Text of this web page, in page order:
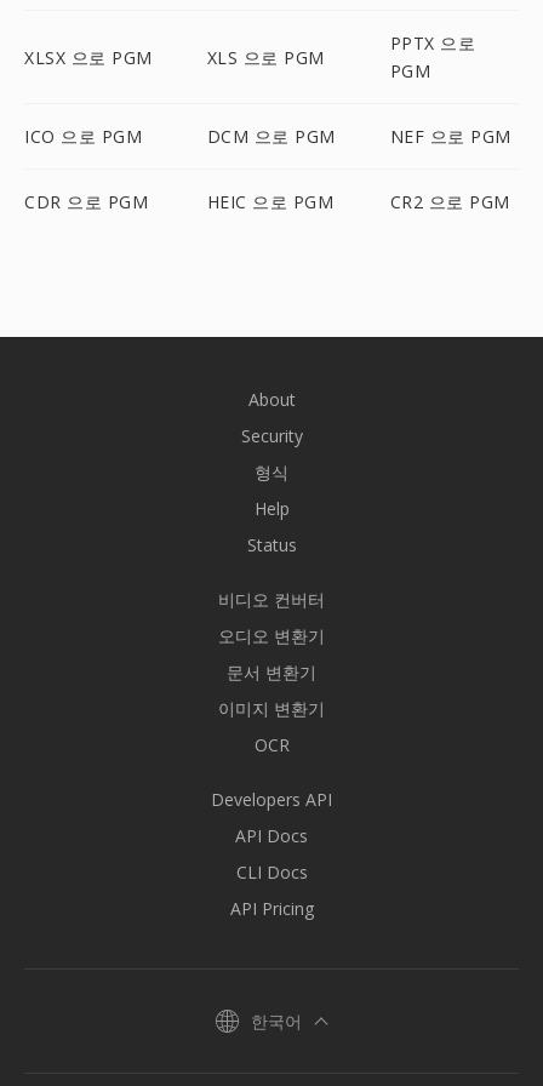
XLSX 으로 PGM XLS 으로 PGM
PPTX 으로
PGM
ICO 으로 PGM DCM 으로 PGM NEF 으로 PGM
CDR 으로 PGM HEIC 으로 PGM CR2 으로 PGM
About
Security
형식
Help
Status
비디오 컨버터
오디오 변환기
문서 변환기
이미지 변환기
OCR
Developers API
API Docs
CLI Docs
API Pricing
한국어